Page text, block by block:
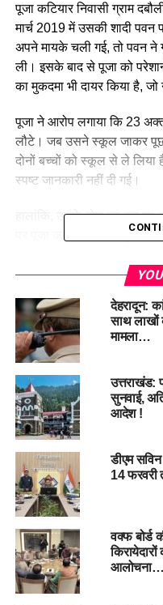
पूजा कटियार निवासी ग्राम
मार्च 2019 में उसकी शादी
अपने मायके चली गई, तो पवन ने
ली। इसके बाद से पूजा को
का मुकदमा भी दायर किया है, जो
पूजा ने आरोप लगाया कि 23
लौटे। जब उसने स्कूल जाकर
दोनों बच्चों को स्कूल से ले
स्पष्ट जानकारी नहीं दी गई।
हालांकि, उसके होश तब उड़ गए
पर पूजा का जीते जी श्राद्ध
आत्मा को शांति दे।”
पूजा ने एसपी को प्रार्थना पत्र
का आरोप लगाया है। उसने
होता है, तो इसके लिए पवन ही
के खिलाफ कार्रवाई की जाएगी।
#SecondMarriage, #
#DomesticAbuse, #
देहरादून:
साथ लाखों
मामला…
उत्तराखंड:
सुनवाई,
आदेश !
डीएम
14 फरवरी
वक्फ बोर्ड
आलोचना…